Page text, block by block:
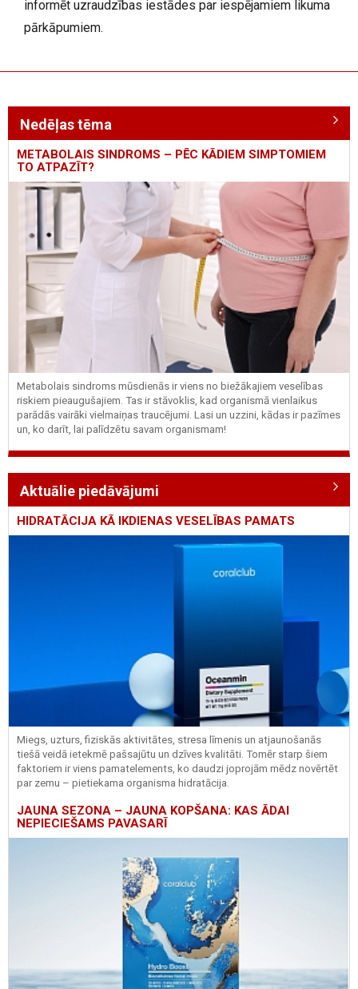
informēt uzraudzības iestādes par iespējamiem likuma
pārkāpumiem.
Nedēļas tēma
METABOLAIS SINDROMS – PĒC KĀDIEM SIMPTOMIEM
TO ATPAZĪT?
Metabolais sindroms mūsdienās ir viens no biežākajiem veselības
riskiem pieaugušajiem. Tas ir stāvoklis, kad organismā vienlaikus
parādās vairāki vielmaiņas traucējumi. Lasi un uzzini, kādas ir pazīmes
un, ko darīt, lai palīdzētu savam organismam!
Aktuālie piedāvājumi
HIDRATĀCIJA KĀ IKDIENAS VESELĪBAS PAMATS
Miegs, uzturs, fiziskās aktivitātes, stresa līmenis un atjaunošanās
tiešā veidā ietekmē pašsajūtu un dzīves kvalitāti. Tomēr starp šiem
faktoriem ir viens pamatelements, ko daudzi joprojām mēdz novērtēt
par zemu – pietiekama organisma hidratācija.
JAUNA SEZONA – JAUNA KOPŠANA: KAS ĀDAI
NEPIECIEŠAMS PAVASARĪ